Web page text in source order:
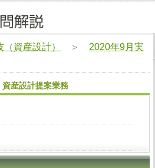
（資産設計） ＞ 2020年9月実
資産設計提案業務